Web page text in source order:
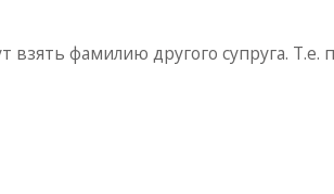
фамилию другого супруга.